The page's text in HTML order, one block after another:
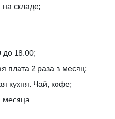
складе;
18.00;
плата 2 раза в месяц;
кухня. Чай, кофе;
месяца